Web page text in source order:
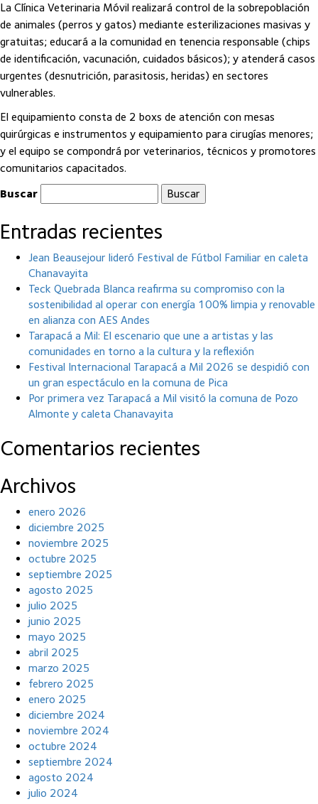
La Clínica Veterinaria Móvil realizará control de la sobrepoblación
de animales (perros y gatos) mediante esterilizaciones masivas y
gratuitas; educará a la comunidad en tenencia responsable (chips
de identificación, vacunación, cuidados básicos); y atenderá casos
urgentes (desnutrición, parasitosis, heridas) en sectores
vulnerables.
El equipamiento consta de 2 boxs de atención con mesas
quirúrgicas e instrumentos y equipamiento para cirugías menores;
y el equipo se compondrá por veterinarios, técnicos y promotores
comunitarios capacitados.
Buscar
Entradas recientes
Jean Beausejour lideró Festival de Fútbol Familiar en caleta
Chanavayita
Teck Quebrada Blanca reafirma su compromiso con la
sostenibilidad al operar con energía 100% limpia y renovable
en alianza con AES Andes
Tarapacá a Mil: El escenario que une a artistas y las
comunidades en torno a la cultura y la reflexión
Festival Internacional Tarapacá a Mil 2026 se despidió con
un gran espectáculo en la comuna de Pica
Por primera vez Tarapacá a Mil visitó la comuna de Pozo
Almonte y caleta Chanavayita
Comentarios recientes
Archivos
enero 2026
diciembre 2025
noviembre 2025
octubre 2025
septiembre 2025
agosto 2025
julio 2025
junio 2025
mayo 2025
abril 2025
marzo 2025
febrero 2025
enero 2025
diciembre 2024
noviembre 2024
octubre 2024
septiembre 2024
agosto 2024
julio 2024